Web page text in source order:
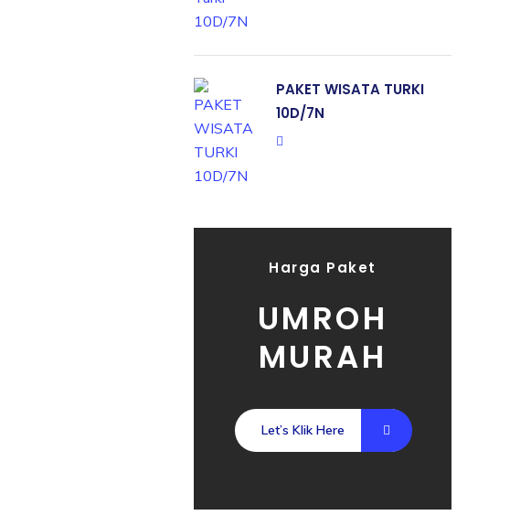
PAKET WISATA TURKI
10D/7N
Harga Paket
UMROH
MURAH
Let’s Klik Here